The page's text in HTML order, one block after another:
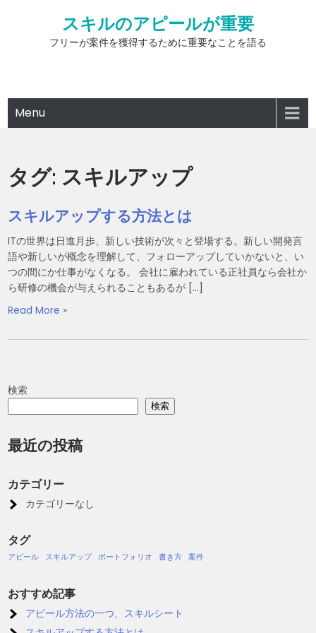
スキルのアピールが重要
フリーが案件を獲得するために重要なことを語る
Menu
タグ: スキルアップ
スキルアップする方法とは
ITの世界は日進月歩、新しい技術が次々と登場する。新しい開発言
語や新しいが概念を理解して、フォローアップしていかないと、い
つの間にか仕事がなくなる。 会社に雇われている正社員なら会社か
ら研修の機会が与えられることもあるが […]
Read More »
検索
検索
最近の投稿
カテゴリー
カテゴリーなし
タグ
アピール スキルアップ ポートフォリオ 書き方 案件
おすすめ記事
アピール方法の一つ、スキルシート